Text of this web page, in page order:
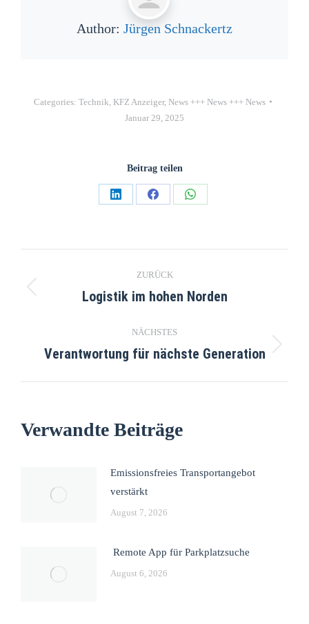
Author: Jürgen Schnackertz
Categories: Technik KFZ Anzeiger, News +++ News +++ News
Januar 29, 2025
Beitrag teilen
ZURÜCK
Logistik im hohen Norden
NÄCHSTES
Verantwortung für nächste Generation
Verwandte Beiträge
Emissionsfreies Transportangebot
verstärkt
August 7, 2026
Remote App für Parkplatzsuche
August 6, 2026